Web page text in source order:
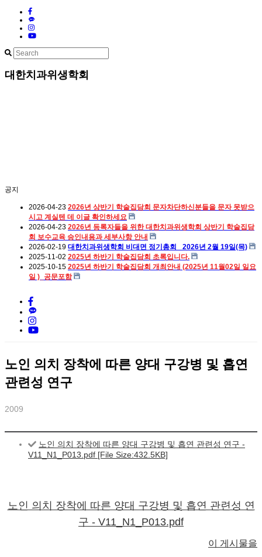
대한치과위생학회
공지
2026-04-23 2026년 상반기 학술집담회 문자차단하신분들을 문자 못받으
시고 계실텐 데 이글 확인하세요
2026-04-23 2026년 등록자들을 위한 대한치과위생학회 상반기 학술집담
회 보수교육 승인내용과 세부사항 안내
2026-02-19 대한치과위생학회 비대면 정기총회_ 2026년 2월 19일(목)
2025-11-02 2025년 하반기 학술집담회 초록입니다.
2025-10-15 2025년 하반기 학술집담회 개최안내 (2025년 11월02일 일요
일 )_공문포함
노인 의치 장착에 따른 양대 구강병 및 흡연
관련성 연구
2009
노인 의치 장착에 따른 양대 구강병 및 흡연 관련성 연구 -
V11_N1_P013.pdf [File Size:432.5KB]
노인 의치 장착에 따른 양대 구강병 및 흡연 관련성 연
구 - V11_N1_P013.pdf
이 게시물을